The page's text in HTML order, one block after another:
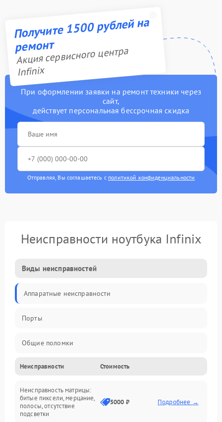
Получите 1500 рублей на
ремонт
Акция сервисного центра
Infinix
При оформлении заявки на ремонт техники через
сайт,
действует персональная бессрочная скидка
Отправляя, Вы соглашаетесь с политикой конфиденциальности
Неисправности ноутбука Infinix
Виды неисправностей
Аппаратные неисправности
Порты
Общие поломки
Устройства
Программные ошибки
Электрические и системные сбои
Неисправности Стоимость
Неисправность матрицы:
битые пиксели, мерцание,
полосы, отсутствие
подсветки
5000 ₽ Подробнее →